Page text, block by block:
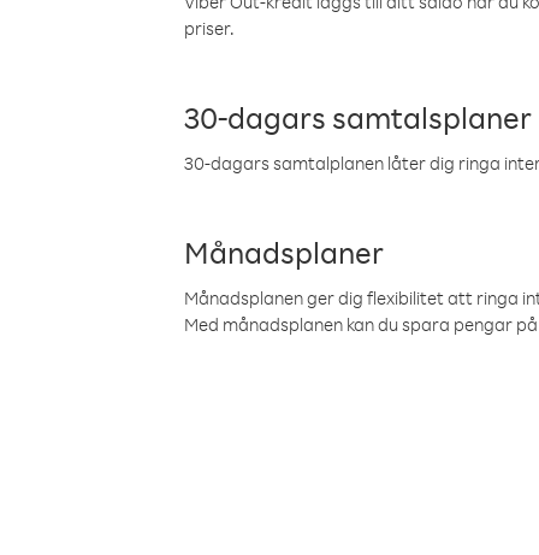
priser.
30-dagars samtalsplaner
30-dagars samtalplanen låter dig ringa
Månadsplaner
Månadsplanen ger dig flexibilitet att ringa
Med månadsplanen kan du spara pengar